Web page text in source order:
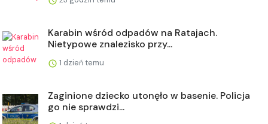
Karabin wśród odpadów na Ratajach.
Nietypowe znalezisko przy...
1 dzień temu
Zaginione dziecko utonęło w basenie. Policja
go nie sprawdzi...